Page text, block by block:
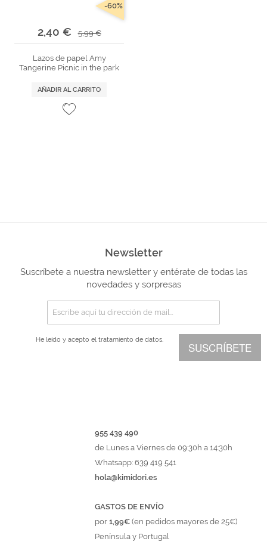
2,40 € 5,99 €
-60%
Lazos de papel Amy
Tangerine Picnic in the park
AÑADIR AL CARRITO
Newsletter
Suscríbete a nuestra newsletter y entérate de todas las
novedades y sorpresas
SUSCRÍBETE
He leído y acepto el tratamiento de datos.
955 439 490
de Lunes a Viernes de 09:30h a 14:30h
Whatsapp: 639 419 541
hola@kimidori.es
GASTOS DE ENVÍO
por1,99€(en pedidos mayores de 25€)
Península y Portugal